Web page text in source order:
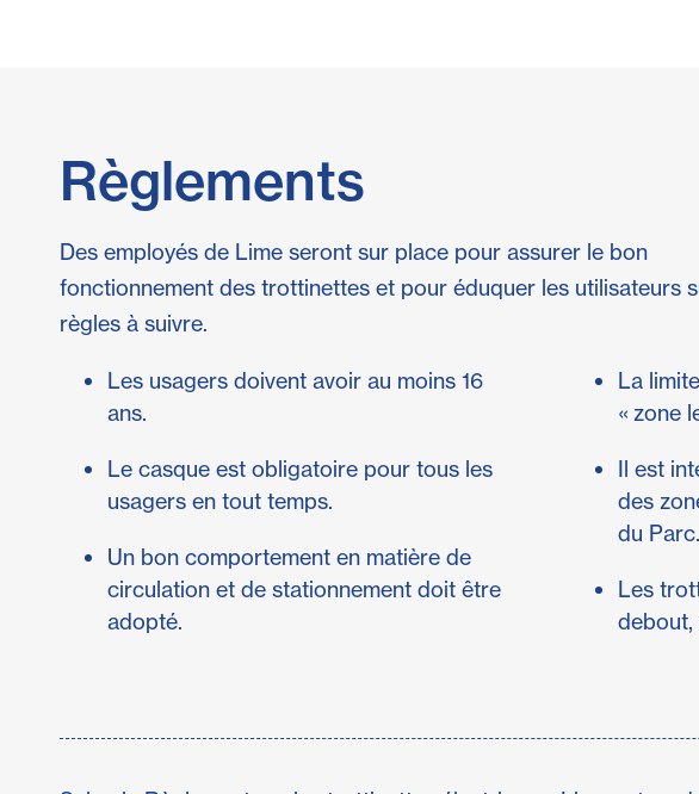
Règlements
Des employés de Lime seront sur place pour assurer le bon
fonctionnement des trottinettes et pour éduquer les utilisateurs
règles à suivre.
Les usagers doivent avoir au moins 16
ans.
Le casque est obligatoire pour tous les
usagers en tout temps.
Un bon comportement en matière de
circulation et de stationnement doit être
adopté.
La
« zone
Il est
des
du Parc.
Les
debout,